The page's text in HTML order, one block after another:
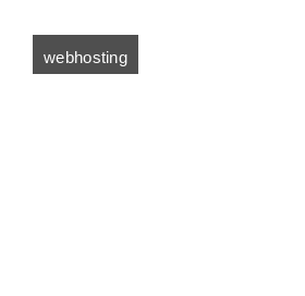
webhosting